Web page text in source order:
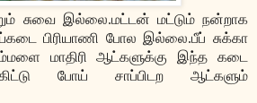
சுவை இல்லை.மட்டன் மட்டும் நன்றாக
பிரியாணி போல இல்லை.பீப் சுக்கா
மாதிரி ஆட்களுக்கு இந்த கடை
போய் சாப்பிடற ஆட்களும்